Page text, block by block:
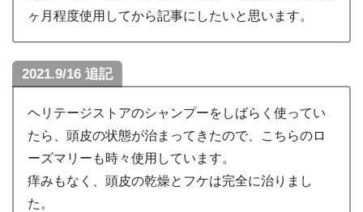
ヶ月程度使用してから記事にしたいと思います。
2021.9/16 追記
ヘリテージストアのシャンプーをしばらく使ってい
たら、頭皮の状態が治まってきたので、こちらのロ
ーズマリーも時々使用しています。
痒みもなく、頭皮の乾燥とフケは完全に治りまし
た。